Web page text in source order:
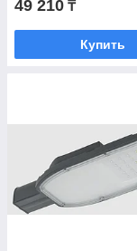
Простая
49 210 ₸
Купить